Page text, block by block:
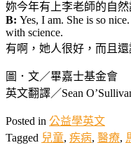
妳今年有上李老師的自然
B: Yes, I am. She is so
with science.
有啊，她人很好，而且
圖．文／畢嘉士基金會
英文翻譯／Sean
Posted in 公益學英文
Tagged 兒童, 疾病, 醫療,